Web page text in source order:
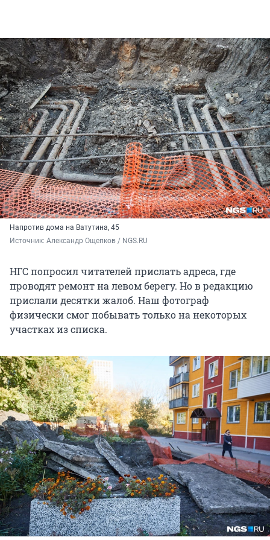
Напротив дома на Ватутина, 45
Источник: Александр Ощепков / NGS.RU
НГС попросил читателей прислать адреса, где
проводят ремонт на левом берегу. Но в редакцию
прислали десятки жалоб. Наш фотограф
физически смог побывать только на некоторых
участках из списка.